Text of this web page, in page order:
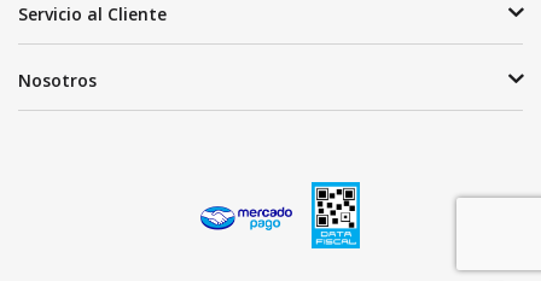
Servicio al Cliente
Nosotros